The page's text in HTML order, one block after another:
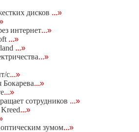
дисков ...»
интернет...»
...»
...»
...»
с...»
Бокарева...»
...»
сотрудников ...»
...»
зумом...»